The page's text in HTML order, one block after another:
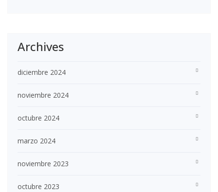
Archives
diciembre 2024
noviembre 2024
octubre 2024
marzo 2024
noviembre 2023
octubre 2023